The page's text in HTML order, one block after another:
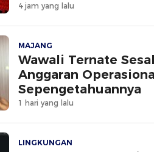
4 jam yang lalu
MAJANG
Wawali Ternate
Anggaran
Sepengetahuannya
1 hari yang lalu
LINGKUNGAN